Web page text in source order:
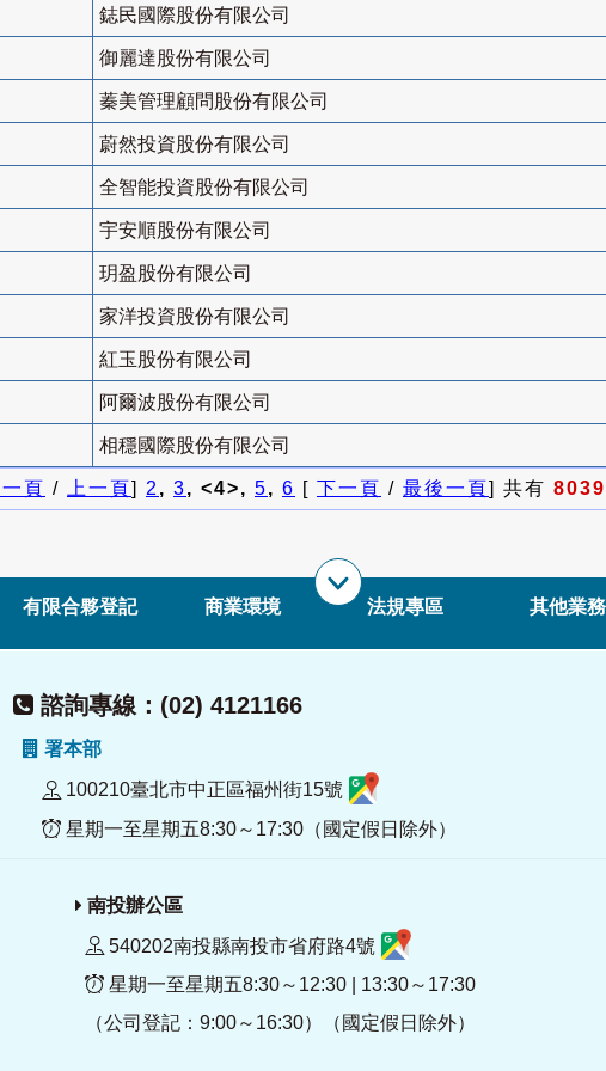
鋕民國際股份有限公司
御麗達股份有限公司
蓁美管理顧問股份有限公司
蔚然投資股份有限公司
全智能投資股份有限公司
宇安順股份有限公司
玥盈股份有限公司
家洋投資股份有限公司
紅玉股份有限公司
阿爾波股份有限公司
相穩國際股份有限公司
頁 / 上一頁] 2, 3, <4>, 5, 6 [ 下一頁 / 最後一頁] 共有 8039
有限合夥登記 商業環境 法規專區 其他業務
諮詢專線：(02) 4121166
署本部
100210臺北市中正區福州街15號
星期一至星期五8:30～17:30（國定假日除外）
南投辦公區
540202南投縣南投市省府路4號
星期一至星期五8:30～12:30 | 13:30～17:30
（公司登記：9:00～16:30）（國定假日除外）